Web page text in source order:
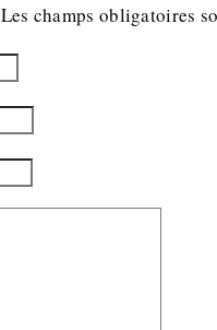
Les champs obligatoires